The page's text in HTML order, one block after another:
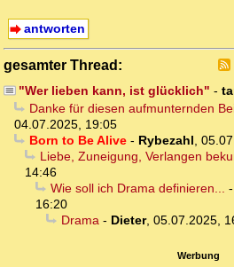
antworten
gesamter Thread:
"Wer lieben kann, ist glücklich" -
Danke für diesen aufmunternden
04.07.2025, 19:05
Born to Be Alive- Rybezahl,
Liebe, Zuneigung, Verlangen
14:46
Wie soll ich Drama definieren... -
16:20
Drama- Dieter, 05.07.2025,
Werbung